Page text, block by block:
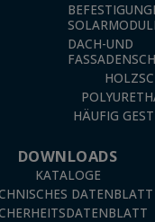
DACH-UND
HÄUFIG
DOWNLOADS
KATALOGE
DATENBLATT